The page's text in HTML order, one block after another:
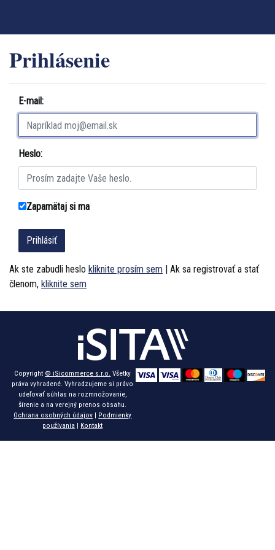
Prihlásenie
E-mail:
Heslo:
Zapamätaj si ma
Ak ste zabudli heslo kliknite prosím sem | Ak sa registrovať a stať
členom, kliknite sem
Copyright © iSicommerce s.r.o. Všetky
práva vyhradené. Vyhradzujeme si právo
udeľovať súhlas na rozmnožovanie,
šírenie a na verejný prenos obsahu.
Ochrana osobných údajov | Podmienky
používania | Kontakt